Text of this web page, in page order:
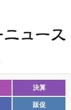
決算
販促